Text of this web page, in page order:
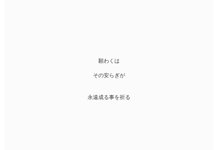
願わくは
その安らぎが
永遠成る事を祈る